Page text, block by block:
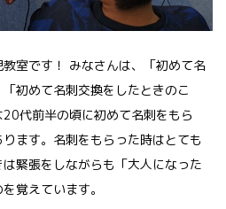
室です！ みなさんは、「初めて名
初めて名刺交換をしたときのこ
代前半の頃に初めて名刺をもら
ます。名刺をもらった時はとても
緊張をしながらも「大人になった
覚えています。